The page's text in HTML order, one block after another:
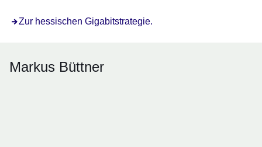
Zur hessischen Gigabitstrategie.
Öffnet sich in einem neuen Fenster
Markus Büttner